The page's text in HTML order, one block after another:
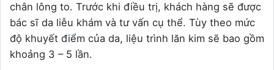
chân lông to. Trước khi điều trị, khách hàng sẽ được
bác sĩ da liễu khám và tư vấn cụ thể. Tùy theo mức
độ khuyết điểm của da, liệu trình lăn kim sẽ bao gồm
khoảng 3 – 5 lần.